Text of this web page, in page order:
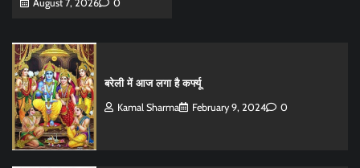
August 7, 2026
0
बरेली में आज लगा है कर्फ्यू
Kamal Sharma February 9, 2024 0